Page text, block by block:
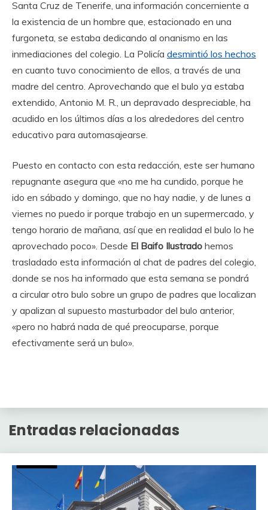
Santa Cruz de Tenerife, una información concerniente a
la existencia de un hombre que, estacionado en una
furgoneta, se estaba dedicando al onanismo en las
inmediaciones del colegio. La Policía desmintió los hechos
en cuanto tuvo conocimiento de ellos, a través de una
madre del centro. Aprovechando que el bulo ya estaba
extendido, Antonio M. R., un depravado despreciable, ha
acudido en los últimos días a los alrededores del centro
educativo para automasajearse.
Puesto en contacto con esta redacción, este ser humano
repugnante asegura que «no me ha cundido, porque he
ido en sábado y domingo, que no hay nadie, y de lunes a
viernes no puedo ir porque trabajo en un supermercado, y
tengo horario de mañana, así que en realidad el bulo lo he
aprovechado poco». Desde El Baifo Ilustrado hemos
trasladado esta información al chat de padres del colegio,
donde se nos ha informado que esta semana se pondrá
a circular otro bulo sobre un grupo de padres que localizan
y apalizan al supuesto masturbador del bulo anterior,
«pero no habrá nada de qué preocuparse, porque
efectivamente será un bulo».
Entradas relacionadas